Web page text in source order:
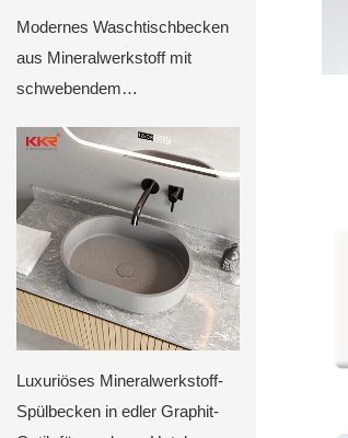
Modernes Waschtischbecken
aus Mineralwerkstoff mit
schwebendem
minimalistisches,
wandmontiertes
Badezimmerwaschbecken von
KKR
Luxuriöses Mineralwerkstoff-
Spülbecken in edler Graphit-